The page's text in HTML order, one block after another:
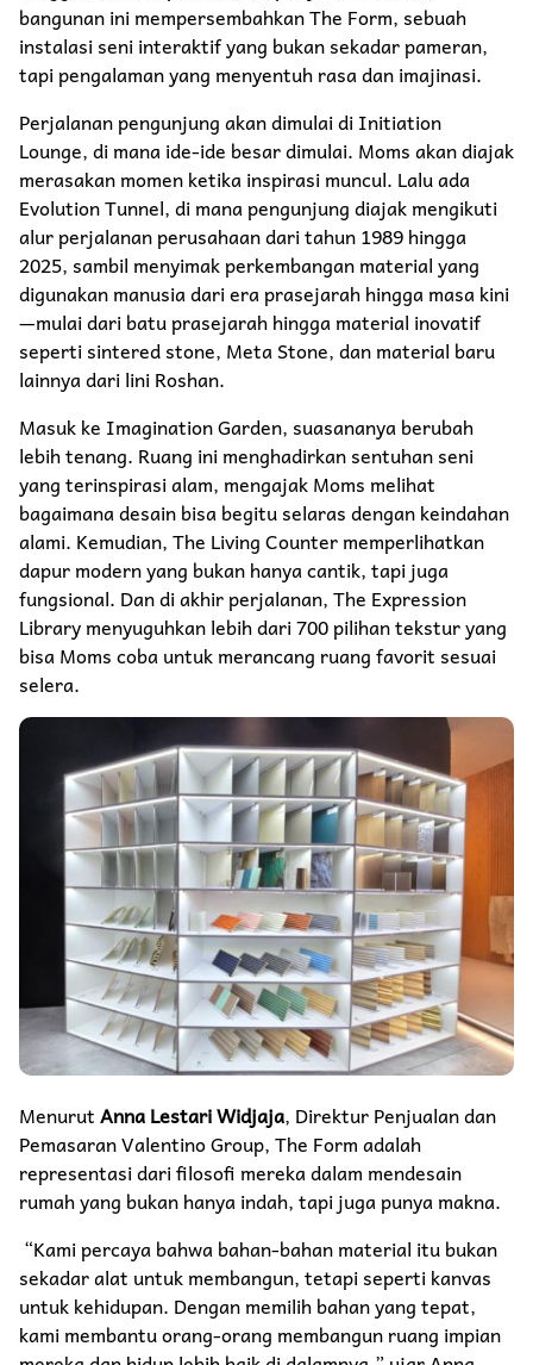
bangunan ini mempersembahkan The Form, sebuah
instalasi seni interaktif yang bukan sekadar pameran,
tapi pengalaman yang menyentuh rasa dan imajinasi.
Perjalanan pengunjung akan dimulai di Initiation
Lounge, di mana ide-ide besar dimulai. Moms akan diajak
merasakan momen ketika inspirasi muncul. Lalu ada
Evolution Tunnel, di mana pengunjung diajak mengikuti
alur perjalanan perusahaan dari tahun 1989 hingga
2025, sambil menyimak perkembangan material yang
digunakan manusia dari era prasejarah hingga masa kini
—mulai dari batu prasejarah hingga material inovatif
seperti sintered stone, Meta Stone, dan material baru
lainnya dari lini Roshan.
Masuk ke Imagination Garden, suasananya berubah
lebih tenang. Ruang ini menghadirkan sentuhan seni
yang terinspirasi alam, mengajak Moms melihat
bagaimana desain bisa begitu selaras dengan keindahan
alami. Kemudian, The Living Counter memperlihatkan
dapur modern yang bukan hanya cantik, tapi juga
fungsional. Dan di akhir perjalanan, The Expression
Library menyuguhkan lebih dari 700 pilihan tekstur yang
bisa Moms coba untuk merancang ruang favorit sesuai
selera.
MenurutAnna Lestari Widjaja, Direktur Penjualan dan
Pemasaran Valentino Group, The Form adalah
representasi dari filosofi mereka dalam mendesain
rumah yang bukan hanya indah, tapi juga punya makna.
“Kami percaya bahwa bahan-bahan material itu bukan
sekadar alat untuk membangun, tetapi seperti kanvas
untuk kehidupan. Dengan memilih bahan yang tepat,
kami membantu orang-orang membangun ruang impian